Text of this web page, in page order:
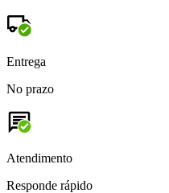
Entrega
No prazo
Atendimento
Responde rápido